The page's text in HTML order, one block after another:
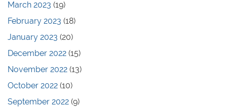
March 2023 (19)
February 2023 (18)
January 2023 (20)
December 2022 (15)
November 2022 (13)
October 2022 (10)
September 2022 (9)